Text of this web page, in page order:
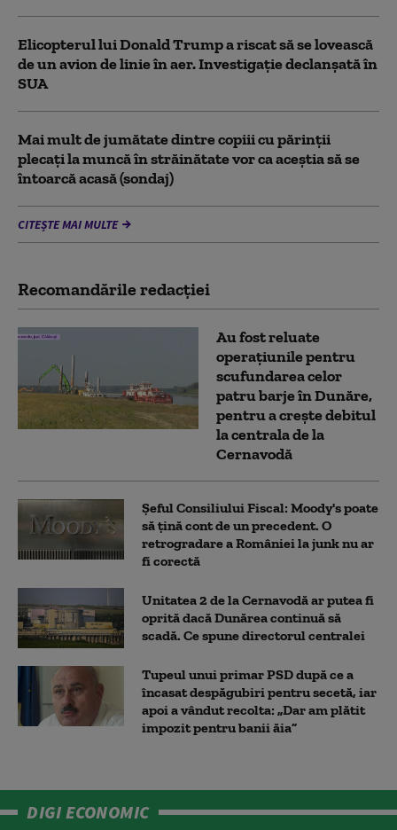
Elicopterul lui Donald Trump a riscat să se lovească
de un avion de linie în aer. Investigație declanșată în
SUA
Mai mult de jumătate dintre copiii cu părinții
plecați la muncă în străinătate vor ca aceștia să se
întoarcă acasă (sondaj)
CITEȘTE MAI MULTE
Recomandările redacţiei
Au fost reluate
operațiunile pentru
scufundarea celor
patru barje în Dunăre,
pentru a crește debitul
la centrala de la
Cernavodă
Șeful Consiliului Fiscal: Moody's poate
să țină cont de un precedent. O
retrogradare a României la junk nu ar
fi corectă
Unitatea 2 de la Cernavodă ar putea fi
oprită dacă Dunărea continuă să
scadă. Ce spune directorul centralei
Tupeul unui primar PSD după ce a
încasat despăgubiri pentru secetă, iar
apoi a vândut recolta: „Dar am plătit
impozit pentru banii ăia”
DIGI ECONOMIC